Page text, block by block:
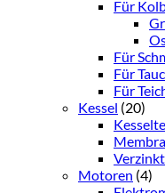
Für
Für
Für
Für
Kessel (20)
Motoren (4)